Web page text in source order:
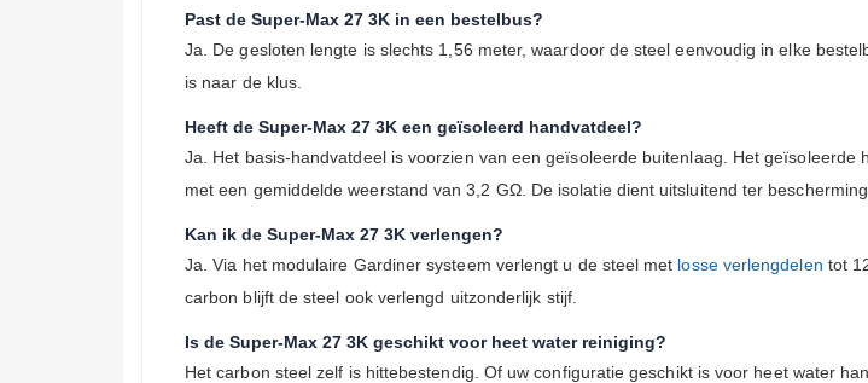
Past de Super-Max 27 3K in een bestelbus?
Ja. De gesloten lengte is slechts 1,56 meter, waardoor de steel eenvoudig in elke
is naar de klus.
Heeft de Super-Max 27 3K een geïsoleerd handvatdeel?
Ja. Het basis-handvatdeel is voorzien van een geïsoleerde buitenlaag. Het geïsoleerde
met een gemiddelde weerstand van 3,2 GΩ. De isolatie dient uitsluitend ter bescherming.
Kan ik de Super-Max 27 3K verlengen?
Ja. Via het modulaire Gardiner systeem verlengt u de steel met losse verlengdelen tot
carbon blijft de steel ook verlengd uitzonderlijk stijf.
Is de Super-Max 27 3K geschikt voor heet water reiniging?
Het carbon steel zelf is hittebestendig. Of uw configuratie geschikt is voor heet water